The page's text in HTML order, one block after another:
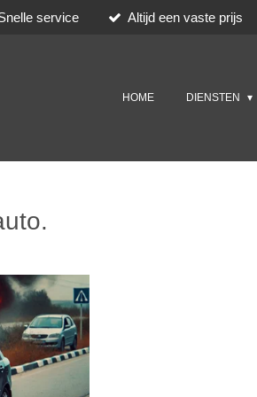
service Altijd een vaste prijs
HOME DIENSTEN